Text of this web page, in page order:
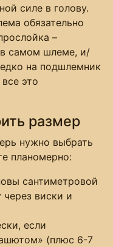
силе в голову.
обязательно
–
в самом шлеме, и/
на подшлемник
это
размер
нужно выбрать
планомерно:
сантиметровой
через виски и
если
(плюс 6-7